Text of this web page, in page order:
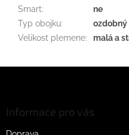
Smart:
ne
Typ obojku:
ozdobný
Velikost plemene: malá a
Informace pro vás